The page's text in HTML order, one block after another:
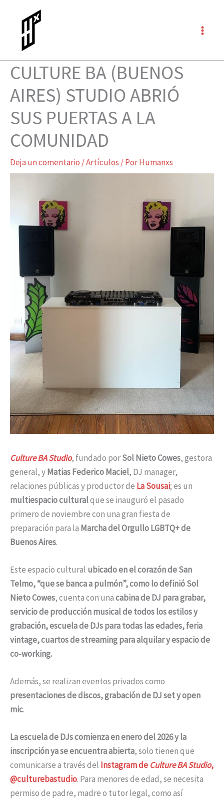
contenido
CULTURE BA (BUENOS
AIRES) STUDIO ABRIÓ
SUS PUERTAS A LA
COMUNIDAD
Deja un comentario /Artículos / PorHumanxs
Culture BA Studio, fundado porSol Nieto Cowes, gestora
general, yMatias Federico Maciel, DJ manager,
relaciones públicas y productor de LaSousai; es un
multiespacio culturalque se inauguró el pasado
primero de noviembre con una gran fiesta de
preparación para la Marcha del Orgullo LGBTQ+ de
Buenos Aires.
Este espacio cultural ubicado en el corazón de San
Telmo, “que se banca a pulmón”, como lo definió Sol
Nieto Cowes, cuenta con unacabina de DJ para grabar,
servicio de producción musical de todos los estilos y
grabación, escuela de DJs para todas las edades, feria
vintage, cuartos de streaming para alquilar y espacio de
co-working.
Además, se realizan eventos privados como
presentaciones de discos, grabación de DJ set y open
mic.
La escuela de DJs comienza en enero del 2026 y la
inscripción ya se encuentra abierta, solo tienen que
comunicarse a través del Instagram de Culture BA Studio,
@culturebastudio. Para menores de edad, se necesita
permiso de padre, madre o tutor legal, como así